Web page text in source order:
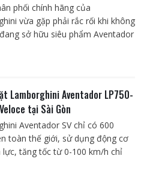
phối chính hãng của
vừa gặp phải rắc rối khi không
sở hữu siêu phẩm Aventador
Lamborghini Aventador LP750-
tại Sài Gòn
Aventador SV chỉ có 600
toàn thế giới, sử dụng động cơ
lực, tăng tốc từ 0-100 km/h chỉ